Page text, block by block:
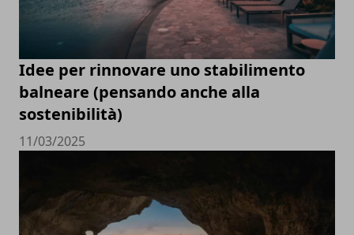
Idee per rinnovare uno stabilimento
balneare (pensando anche alla
sostenibilità)
11/03/2025